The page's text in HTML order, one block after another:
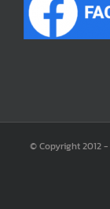
© Copyright 2012 -